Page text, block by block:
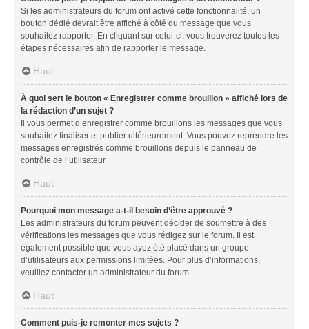
Si les administrateurs du forum ont activé cette fonctionnalité, un
bouton dédié devrait être affiché à côté du message que vous
souhaitez rapporter. En cliquant sur celui-ci, vous trouverez toutes les
étapes nécessaires afin de rapporter le message.
Haut
À quoi sert le bouton « Enregistrer comme brouillon » affiché lors de
la rédaction d’un sujet ?
Il vous permet d’enregistrer comme brouillons les messages que vous
souhaitez finaliser et publier ultérieurement. Vous pouvez reprendre les
messages enregistrés comme brouillons depuis le panneau de
contrôle de l’utilisateur.
Haut
Pourquoi mon message a-t-il besoin d’être approuvé ?
Les administrateurs du forum peuvent décider de soumettre à des
vérifications les messages que vous rédigez sur le forum. Il est
également possible que vous ayez été placé dans un groupe
d’utilisateurs aux permissions limitées. Pour plus d’informations,
veuillez contacter un administrateur du forum.
Haut
Comment puis-je remonter mes sujets ?